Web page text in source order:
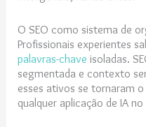
O SEO como sistema de
Profissionais experientes
palavras-chave isoladas.
segmentada e contexto
esses ativos se tornaram
qualquer aplicação de IA